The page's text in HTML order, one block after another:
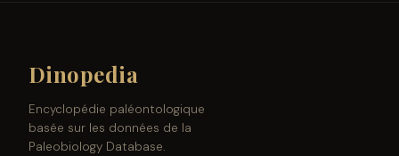
Dinopedia
Encyclopédie paléontologique
basée sur les données de la
Paleobiology Database.